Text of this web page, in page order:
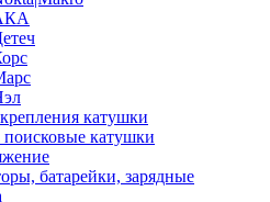
катушки
катушки
батарейки, зарядные